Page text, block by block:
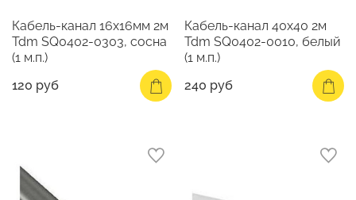
Кабель-канал 16х16мм 2м
Tdm SQ0402-0303, сосна
(1 м.п.)
120 руб
Кабель-канал 40х40 2м
Tdm SQ0402-0010, белый
(1 м.п.)
240 руб